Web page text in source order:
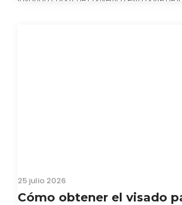
25 julio 2026
Cómo obtener el visado